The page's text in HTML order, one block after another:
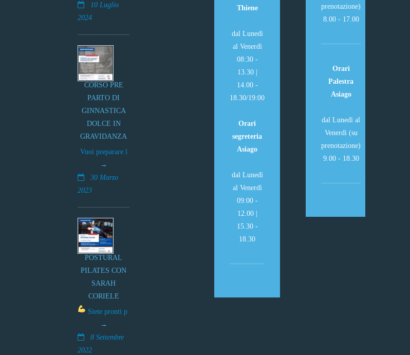
10 Luglio
2024
CORSO PRE
PARTO DI
GINNASTICA
DOLCE IN
GRAVIDANZA
Vuoi preparare l
30 Marzo
2023
POSTURAL
PILATES CON
SARAH
CORIELE
Siete pronti p
8 Settembre
2022
Thiene
dal Lunedì
al Venerdì
08:30 -
13.30 |
14.00 -
18.30/19:00
Orari
segreteria
Asiago
dal Lunedì
al Venerdì
09:00 -
12.00 |
15.30 -
18.30
prenotazione)
8.00 - 17.00
Orari
Palestra
Asiago
dal Lunedì al
Venerdì (su
prenotazione)
9.00 - 18.30